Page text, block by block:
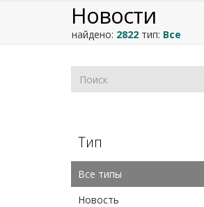
Новости
найдено: 2822 тип: Все
Тип
Все типы
Новость